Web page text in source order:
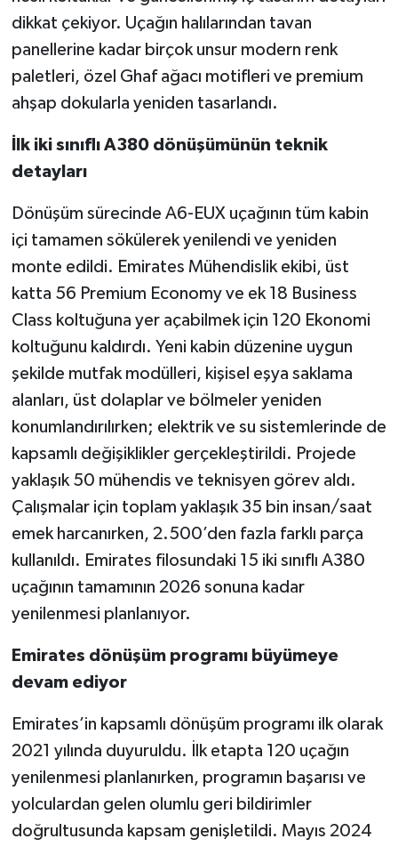
dikkat çekiyor. Uçağın halılarından tavan
panellerine kadar birçok unsur modern renk
paletleri, özel Ghaf ağacı motifleri ve premium
ahşap dokularla yeniden tasarlandı.
İlk iki sınıflı A380 dönüşümünün teknik
detayları
Dönüşüm sürecinde A6-EUX uçağının tüm kabin
içi tamamen sökülerek yenilendi ve yeniden
monte edildi. Emirates Mühendislik ekibi, üst
katta 56 Premium Economy ve ek 18 Business
Class koltuğuna yer açabilmek için 120 Ekonomi
koltuğunu kaldırdı. Yeni kabin düzenine uygun
şekilde mutfak modülleri, kişisel eşya saklama
alanları, üst dolaplar ve bölmeler yeniden
konumlandırılırken; elektrik ve su sistemlerinde de
kapsamlı değişiklikler gerçekleştirildi. Projede
yaklaşık 50 mühendis ve teknisyen görev aldı.
Çalışmalar için toplam yaklaşık 35 bin insan/saat
emek harcanırken, 2.500’den fazla farklı parça
kullanıldı. Emirates filosundaki 15 iki sınıflı A380
uçağının tamamının 2026 sonuna kadar
yenilenmesi planlanıyor.
Emirates dönüşüm programı büyümeye
devam ediyor
Emirates’in kapsamlı dönüşüm programı ilk olarak
2021 yılında duyuruldu. İlk etapta 120 uçağın
yenilenmesi planlanırken, programın başarısı ve
yolculardan gelen olumlu geri bildirimler
doğrultusunda kapsam genişletildi. Mayıs 2024